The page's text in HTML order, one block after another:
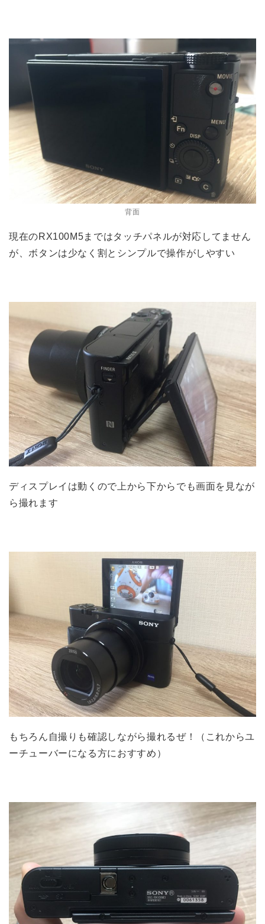
背面
現在のRX100M5まではタッチパネルが対応してません
が、ボタンは少なく割とシンプルで操作がしやすい
ディスプレイは動くので上から下からでも画面を見なが
ら撮れます
もちろん自撮りも確認しながら撮れるぜ！（これからユ
ーチューバーになる方におすすめ）